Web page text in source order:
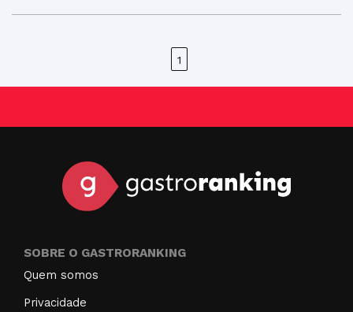
1
SOBRE O GASTRORANKING
Quem somos
Privacidade